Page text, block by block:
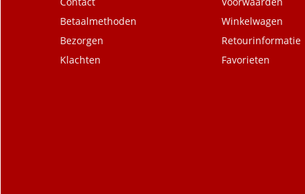
Betaalmethoden
Bezorgen
Klachten
Winkelwagen
Retourinformatie
Favorieten